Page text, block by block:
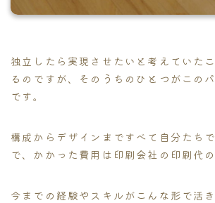
独立したら実現させたいと考えていた
るのですが、そのうちのひとつがこの
です。
構成からデザインまですべて自分たち
で、かかった費用は印刷会社の印刷代
今までの経験やスキルがこんな形で活